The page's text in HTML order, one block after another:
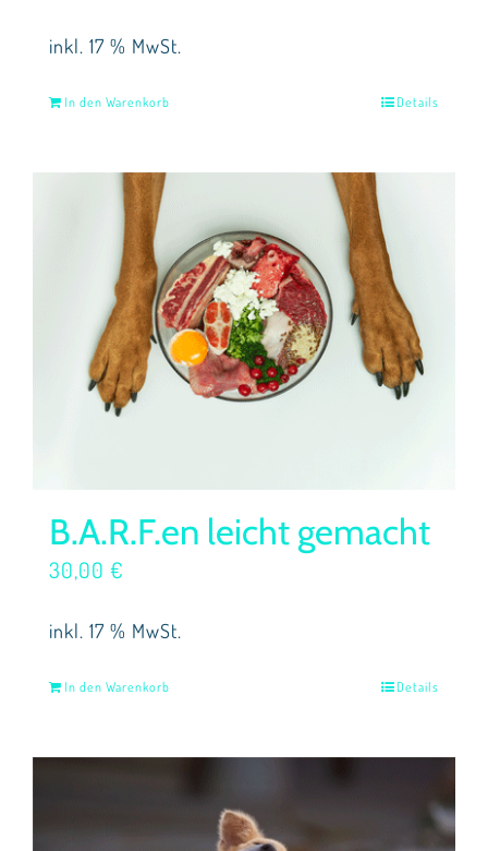
inkl. 17 % MwSt.
In den Warenkorb Details
B.A.R.F.en leicht gemacht
30,00 €
inkl. 17 % MwSt.
In den Warenkorb Details